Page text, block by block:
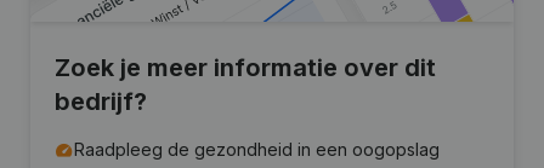
Zoek je meer informatie over dit
bedrijf?
Raadpleeg de gezondheid in een oogopslag